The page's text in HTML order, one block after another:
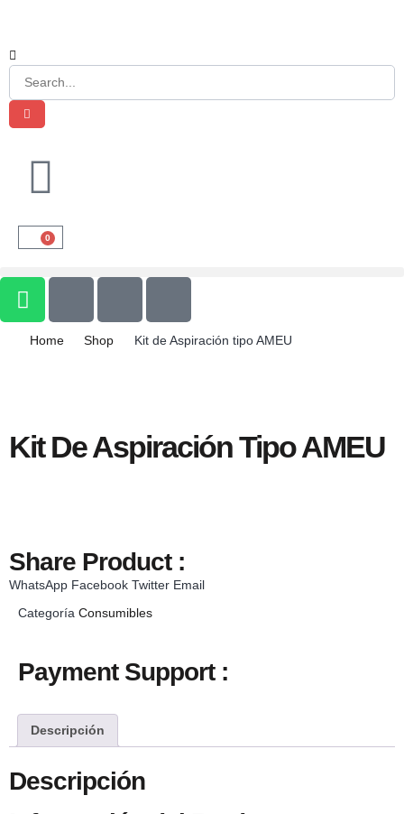
0
Home Shop Kit de Aspiración tipo AMEU
Kit De Aspiración Tipo AMEU
Share Product :
WhatsApp Facebook Twitter Email
Categoría Consumibles
Payment Support :
Descripción
Descripción